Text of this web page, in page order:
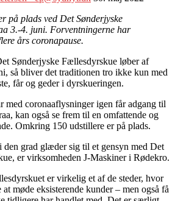
på plads ved Det Sønderjyske
3.-4. juni. Forventningerne har
års coronapause.
Sønderjyske Fællesdyrskue løber af
så bliver det traditionen tro ikke kun med
får og geder i dyrskueringen.
med coronaaflysninger igen får adgang til
kan også se frem til en omfattende og
Omkring 150 udstillere er på plads.
den grad glæder sig til et gensyn med Det
er virksomheden J-Maskiner i Rødekro.
er virkelig et af de steder, hvor
møde eksisterende kunder – men også få